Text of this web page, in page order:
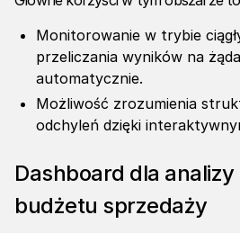
Monitorowanie w trybie
przeliczania wyników na
automatycznie.
Możliwość zrozumienia
odchyleń dzięki
Dashboard dla
budżetu sprzedaży